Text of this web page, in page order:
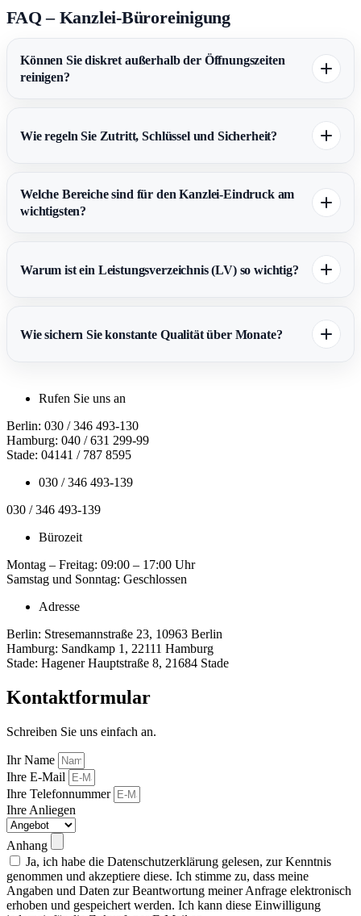
FAQ – Kanzlei-Büroreinigung
Können Sie diskret außerhalb der Öffnungszeiten
reinigen?
Wie regeln Sie Zutritt, Schlüssel und Sicherheit?
Welche Bereiche sind für den Kanzlei-Eindruck am
wichtigsten?
Warum ist ein Leistungsverzeichnis (LV) so wichtig?
Wie sichern Sie konstante Qualität über Monate?
Rufen Sie uns an
Berlin: 030 / 346 493-130
Hamburg: 040 / 631 299-99
Stade: 04141 / 787 8595
030 / 346 493-139
030 / 346 493-139
Bürozeit
Montag – Freitag: 09:00 – 17:00 Uhr
Samstag und Sonntag: Geschlossen
Adresse
Berlin: Stresemannstraße 23, 10963 Berlin
Hamburg: Sandkamp 1, 22111 Hamburg
Stade: Hagener Hauptstraße 8, 21684 Stade
Kontaktformular
Schreiben Sie uns einfach an.
Ihr Name
Ihre E-Mail
Ihre Telefonnummer
Ihre Anliegen
Anhang
Ja, ich habe die Datenschutzerklärung gelesen, zur Kenntnis
genommen und akzeptiere diese. Ich stimme zu, dass meine
Angaben und Daten zur Beantwortung meiner Anfrage elektronisch
erhoben und gespeichert werden. Ich kann diese Einwilligung